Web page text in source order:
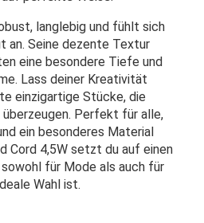
langlebig und fühlt sich
an. Seine dezente Textur
eine besondere Tiefe und
Lass deiner Kreativität
einzigartige Stücke, die
Perfekt für alle,
ein besonderes Material
Cord 4,5W setzt du auf einen
für Mode als auch für
Wahl ist.